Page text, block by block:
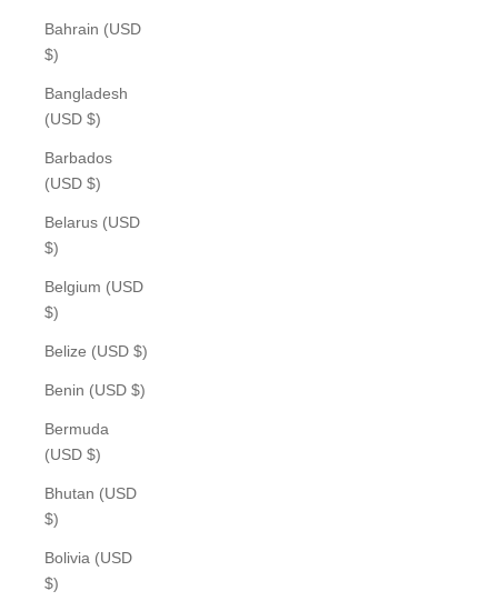
Bahrain (USD
$)
Bangladesh
(USD $)
Barbados
(USD $)
Belarus (USD
$)
Belgium (USD
$)
Belize (USD $)
Benin (USD $)
Bermuda
(USD $)
Bhutan (USD
$)
Bolivia (USD
$)